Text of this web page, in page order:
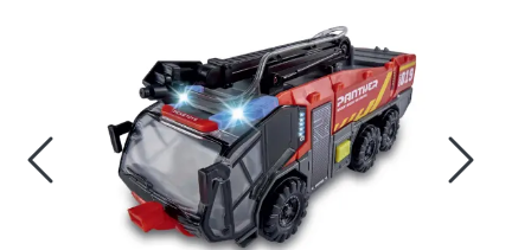
Kvalitet og miljø